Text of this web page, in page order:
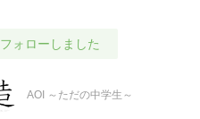
フォローしました
AOI ～ただの中学生～